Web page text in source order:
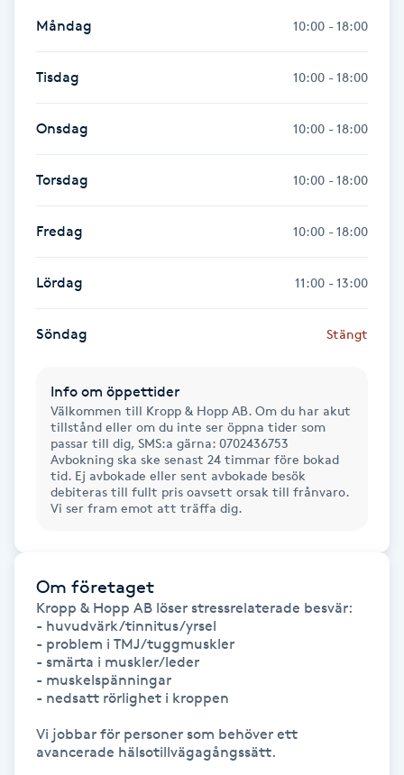
Hot yoga
Hudföryngring
Huduppstramning
Hudvård
Hyaluronsyra
Hyperhidros
Hypnos
Hårbottenbehandling
Hårförlängning
Hälsa
Hälsprickor
Idrottsmassage
Måndag 10:00 - 18:00
Tisdag 10:00 - 18:00
Onsdag 10:00 - 18:00
Torsdag 10:00 - 18:00
Fredag 10:00 - 18:00
Lördag 11:00 - 13:00
Söndag Stängt
Info om öppettider
Välkommen till Kropp & Hopp AB. Om du har akut
tillstånd eller om du inte ser öppna tider som
passar till dig, SMS:a gärna: 0702436753
Avbokning ska ske senast 24 timmar före bokad
tid. Ej avbokade eller sent avbokade besök
debiteras till fullt pris oavsett orsak till frånvaro.
Vi ser fram emot att träffa dig.
Om företaget
Kropp & Hopp AB löser stressrelaterade besvär:
- huvudvärk/tinnitus/yrsel
- problem i TMJ/tuggmuskler
- smärta i muskler/leder
- muskelspänningar
- nedsatt rörlighet i kroppen
Vi jobbar för personer som behöver ett
avancerade hälsotillvägagångssätt.